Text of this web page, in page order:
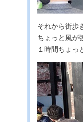
それから街歩
ちょっと風が
１時間ちょっ